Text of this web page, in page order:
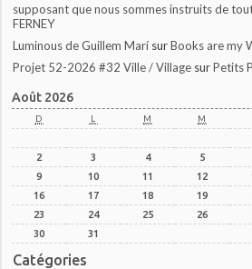
supposant que nous sommes instruits de
FERNEY
Luminous de Guillem Marí surBooks are my
Projet 52-2026 #32 Ville / Village surPetits
Août 2026
D L M M
2
3 4 5
9
10 11 12
16
17 18 19
23
24 25 26
30
31
Catégories